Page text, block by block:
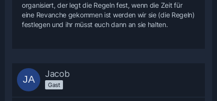
organisiert, der legt die Regeln fest, wenn die Zeit für
eine Revanche gekommen ist werden wir sie (die Regeln)
festlegen und ihr müsst euch dann an sie halten.
Jacob
Gast